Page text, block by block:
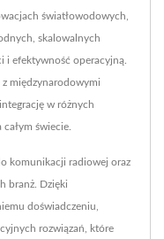
światłowodowych,
skalowalnych
i efektywność operacyjną.
międzynarodowymi
w różnych
świecie.
komunikacji radiowej oraz
branż. Dzięki
doświadczeniu,
rozwiązań, które